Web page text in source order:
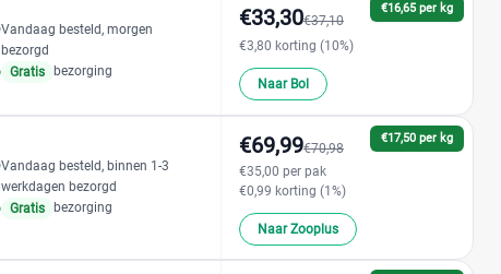
Vandaag besteld, morgen
bezorgd
Gratis bezorging
€16,65 per kg
€33,30€37,10
€3,80 korting (10%)
Naar Bol
Vandaag besteld, binnen 1-3
werkdagen bezorgd
Gratis
bezorging
€17,50 per kg
€69,99€70,98
€35,00 per pak
€0,99 korting (1%)
Naar Zooplus